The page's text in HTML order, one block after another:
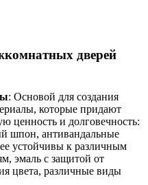
дверей
: Основой для создания
которые придают
ценность и долговечность:
шпон, антивандальные
устойчивы к различным
эмаль с защитой от
цвета, различные виды